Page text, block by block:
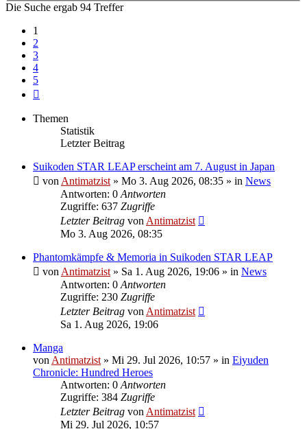
Die Suche ergab 94 Treffer
1
2
3
4
5
Themen
Statistik
Letzter Beitrag
Suikoden STAR LEAP erscheint am 7. August in Japan
von Antimatzist » Mo 3. Aug 2026, 08:35 » in News
Antworten: 0 Antworten
Zugriffe: 637 Zugriffe
Letzter Beitrag von Antimatzist
Mo 3. Aug 2026, 08:35
Phantomkämpfe & Memoria in Suikoden STAR LEAP
von Antimatzist » Sa 1. Aug 2026, 19:06 » in News
Antworten: 0 Antworten
Zugriffe: 230 Zugriffe
Letzter Beitrag von Antimatzist
Sa 1. Aug 2026, 19:06
Manga
von Antimatzist » Mi 29. Jul 2026, 10:57 » in Eiyuden
Chronicle: Hundred Heroes
Antworten: 0 Antworten
Zugriffe: 384 Zugriffe
Letzter Beitrag von Antimatzist
Mi 29. Jul 2026, 10:57